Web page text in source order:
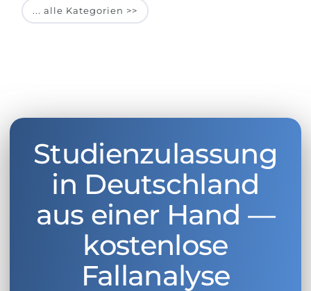
... alle Kategorien >>
Studienzulassung
in Deutschland
aus einer Hand —
kostenlose
Fallanalyse